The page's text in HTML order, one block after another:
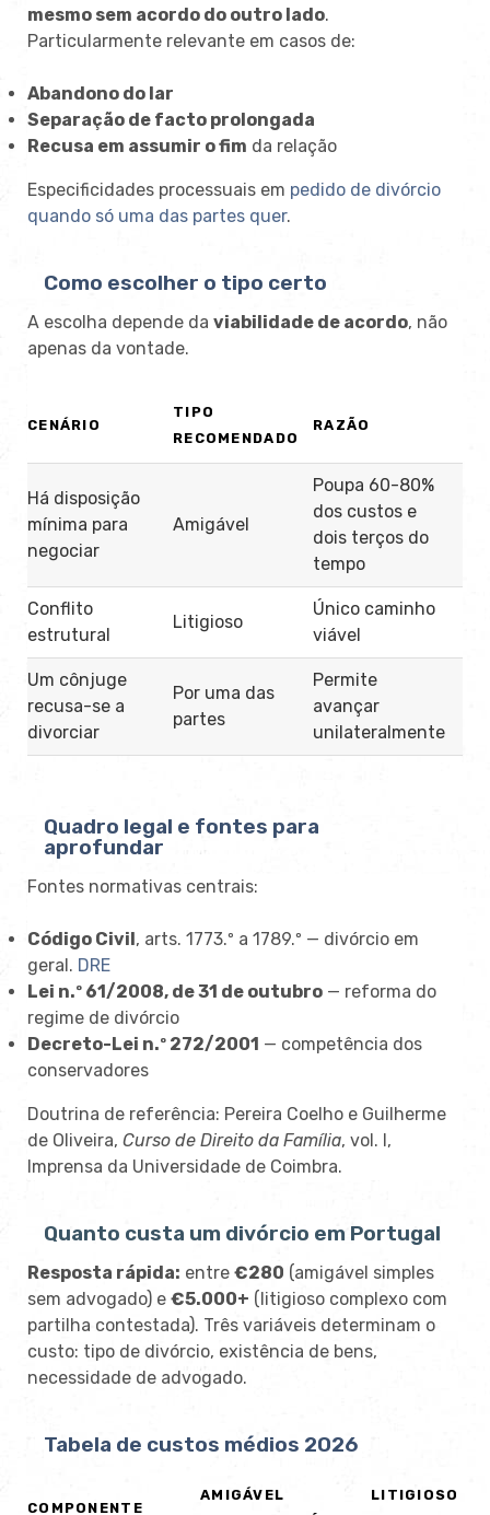
mesmo sem acordo do outro lado.
Particularmente relevante em casos de:
Abandono do lar
Separação de facto prolongada
Recusa em assumir o fim da relação
Especificidades processuais em pedido de divórcio
quando só uma das partes quer.
Como escolher o tipo certo
A escolha depende da viabilidade de acordo, não
apenas da vontade.
CENÁRIO
TIPO
RECOMENDADO
RAZÃO
Há disposição
mínima para
negociar
Amigável
Poupa 60-80%
dos custos e
dois terços do
tempo
Conflito
estrutural
Litigioso
Único caminho
viável
Um cônjuge
recusa-se a
divorciar
Por uma das
partes
Permite
avançar
unilateralmente
Quadro legal e fontes para
aprofundar
Fontes normativas centrais:
Código Civil, arts. 1773.º a 1789.º — divórcio em
geral. DRE
Lei n.º 61/2008, de 31 de outubro — reforma do
regime de divórcio
Decreto-Lei n.º 272/2001 — competência dos
conservadores
Doutrina de referência: Pereira Coelho e Guilherme
de Oliveira, Curso de Direito da Família, vol. I,
Imprensa da Universidade de Coimbra.
Quanto custa um divórcio em Portugal
Resposta rápida: entre €280 (amigável simples
sem advogado) e €5.000+ (litigioso complexo com
partilha contestada). Três variáveis determinam o
custo: tipo de divórcio, existência de bens,
necessidade de advogado.
Tabela de custos médios 2026
COMPONENTE
AMIGÁVEL
LITIGIOSO